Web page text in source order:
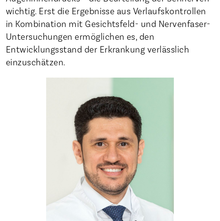
wichtig. Erst die Ergebnisse aus Verlaufskontrollen
in Kombination mit Gesichtsfeld- und Nervenfaser-
Untersuchungen ermöglichen es, den
Entwicklungsstand der Erkrankung verlässlich
einzuschätzen.